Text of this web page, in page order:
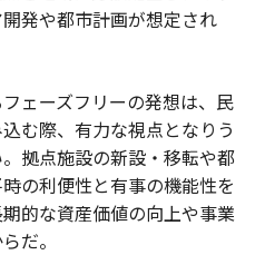
発や都市計画が想定され
ェーズフリーの発想は、民
む際、有力な視点となりう
拠点施設の新設・移転や都
の利便性と有事の機能性を
的な資産価値の向上や事業
だ。